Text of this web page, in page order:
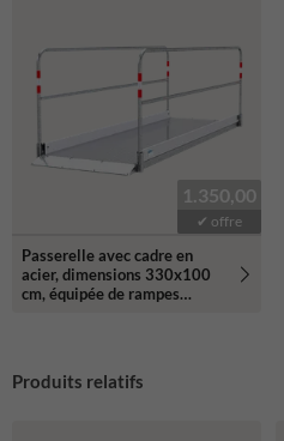
1.350,00
✔ offre
Passerelle avec cadre en
acier, dimensions 330x100
cm, équipée de rampes
Produits relatifs